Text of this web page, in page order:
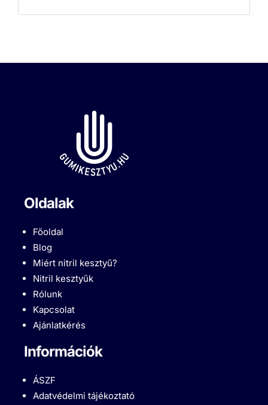
Oldalak
Főoldal
Blog
Miért nitril kesztyű?
Nitril kesztyűk
Rólunk
Kapcsolat
Ajánlatkérés
Információk
ÁSZF
Adatvédelmi tájékoztató